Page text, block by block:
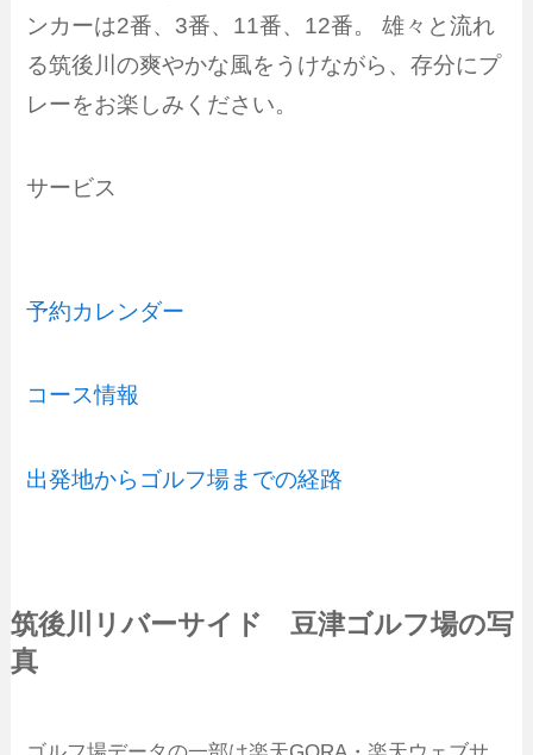
ンカーは2番、3番、11番、12番。 雄々と流れ
る筑後川の爽やかな風をうけながら、存分にプ
レーをお楽しみください。
サービス
予約カレンダー
コース情報
出発地からゴルフ場までの経路
筑後川リバーサイド 豆津ゴルフ場の写
真